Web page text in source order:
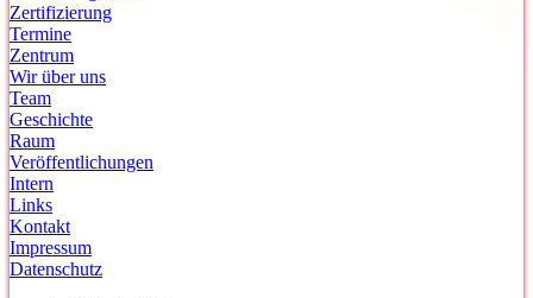
Zertifizierung
Termine
Zentrum
Wir über uns
Team
Geschichte
Raum
Veröffentlichungen
Intern
Links
Kontakt
Impressum
Datenschutz